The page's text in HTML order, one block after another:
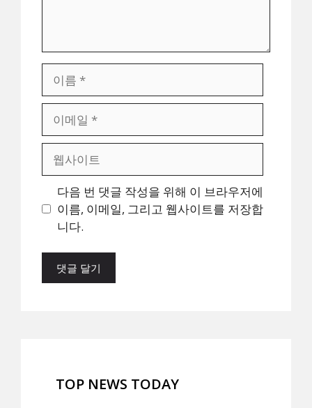
일
트
다음 번 댓글 작성을 위해 이 브라우저에
이름, 이메일, 그리고 웹사이트를 저장합
니다.
TOP NEWS TODAY